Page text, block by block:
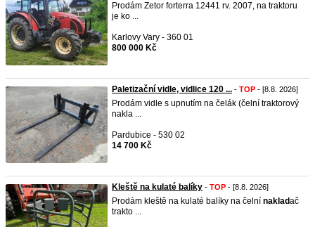
Prodám Zetor forterra 12441 rv. 2007, na traktoru
je ko ...
Karlovy Vary - 360 01
800 000 Kč
Paletizační vidle, vidlice 120 ... - TOP - [8.8. 2026]
Prodám vidle s upnutím na čelák (čelní traktorový
nakla ...
Pardubice - 530 02
14 700 Kč
Kleště na kulaté balíky - TOP - [8.8. 2026]
Prodám kleště na kulaté balíky na čelní nakladač
trakto ...